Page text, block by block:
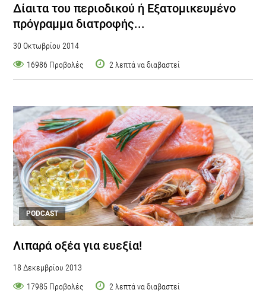
Δίαιτα του περιοδικού ή Εξατομικευμένο
πρόγραμμα διατροφής...
30 Οκτωβρίου 2014
16986 Προβολές
2 λεπτά να διαβαστεί
PODCAST
Λιπαρά οξέα για ευεξία!
18 Δεκεμβρίου 2013
17985 Προβολές
2 λεπτά να διαβαστεί